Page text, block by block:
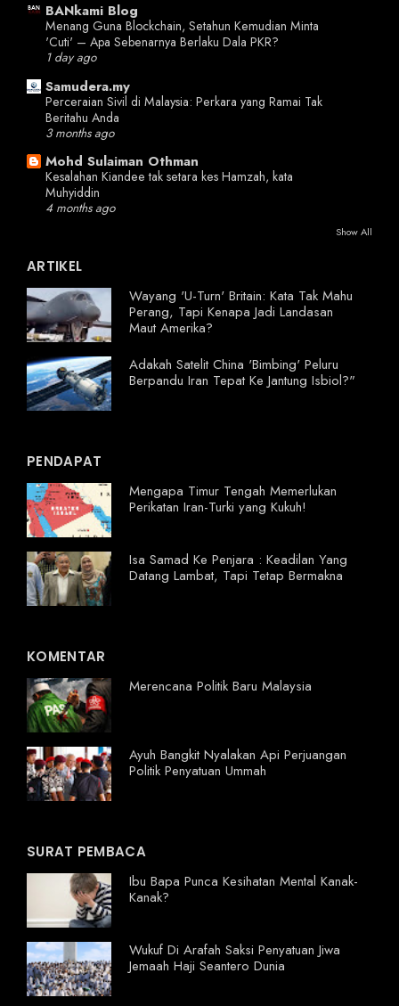
BANkami Blog
Menang Guna Blockchain, Setahun Kemudian Minta
'Cuti' – Apa Sebenarnya Berlaku Dala PKR?
1 day ago
Samudera.my
Perceraian Sivil di Malaysia: Perkara yang Ramai Tak
Beritahu Anda
3 months ago
Mohd Sulaiman Othman
Kesalahan Kiandee tak setara kes Hamzah, kata
Muhyiddin
4 months ago
Show All
ARTIKEL
Wayang 'U-Turn' Britain: Kata Tak Mahu
Perang, Tapi Kenapa Jadi Landasan
Maut Amerika?
Adakah Satelit China 'Bimbing' Peluru
Berpandu Iran Tepat Ke Jantung Isbiol?"
PENDAPAT
Mengapa Timur Tengah Memerlukan
Perikatan Iran-Turki yang Kukuh!
Isa Samad Ke Penjara : Keadilan Yang
Datang Lambat, Tapi Tetap Bermakna
KOMENTAR
Merencana Politik Baru Malaysia
Ayuh Bangkit Nyalakan Api Perjuangan
Politik Penyatuan Ummah
SURAT PEMBACA
Ibu Bapa Punca Kesihatan Mental Kanak-
Kanak?
Wukuf Di Arafah Saksi Penyatuan Jiwa
Jemaah Haji Seantero Dunia